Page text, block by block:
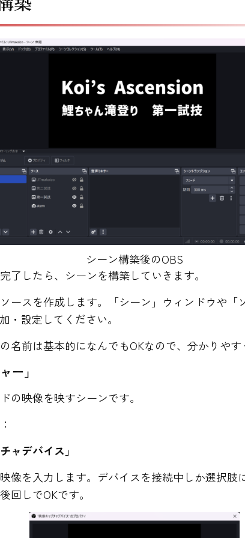
シーン構築後のOBS
了したら、シーンを構築していきます。
ースを作成します。「シーン」ウィンドウや「
・設定してください。
名前は基本的になんでもOKなので、分かりやす
ー」
の映像を映すシーンです。
ャデバイス」
像を入力します。デバイスを接続中しか選択肢
回しでOKです。